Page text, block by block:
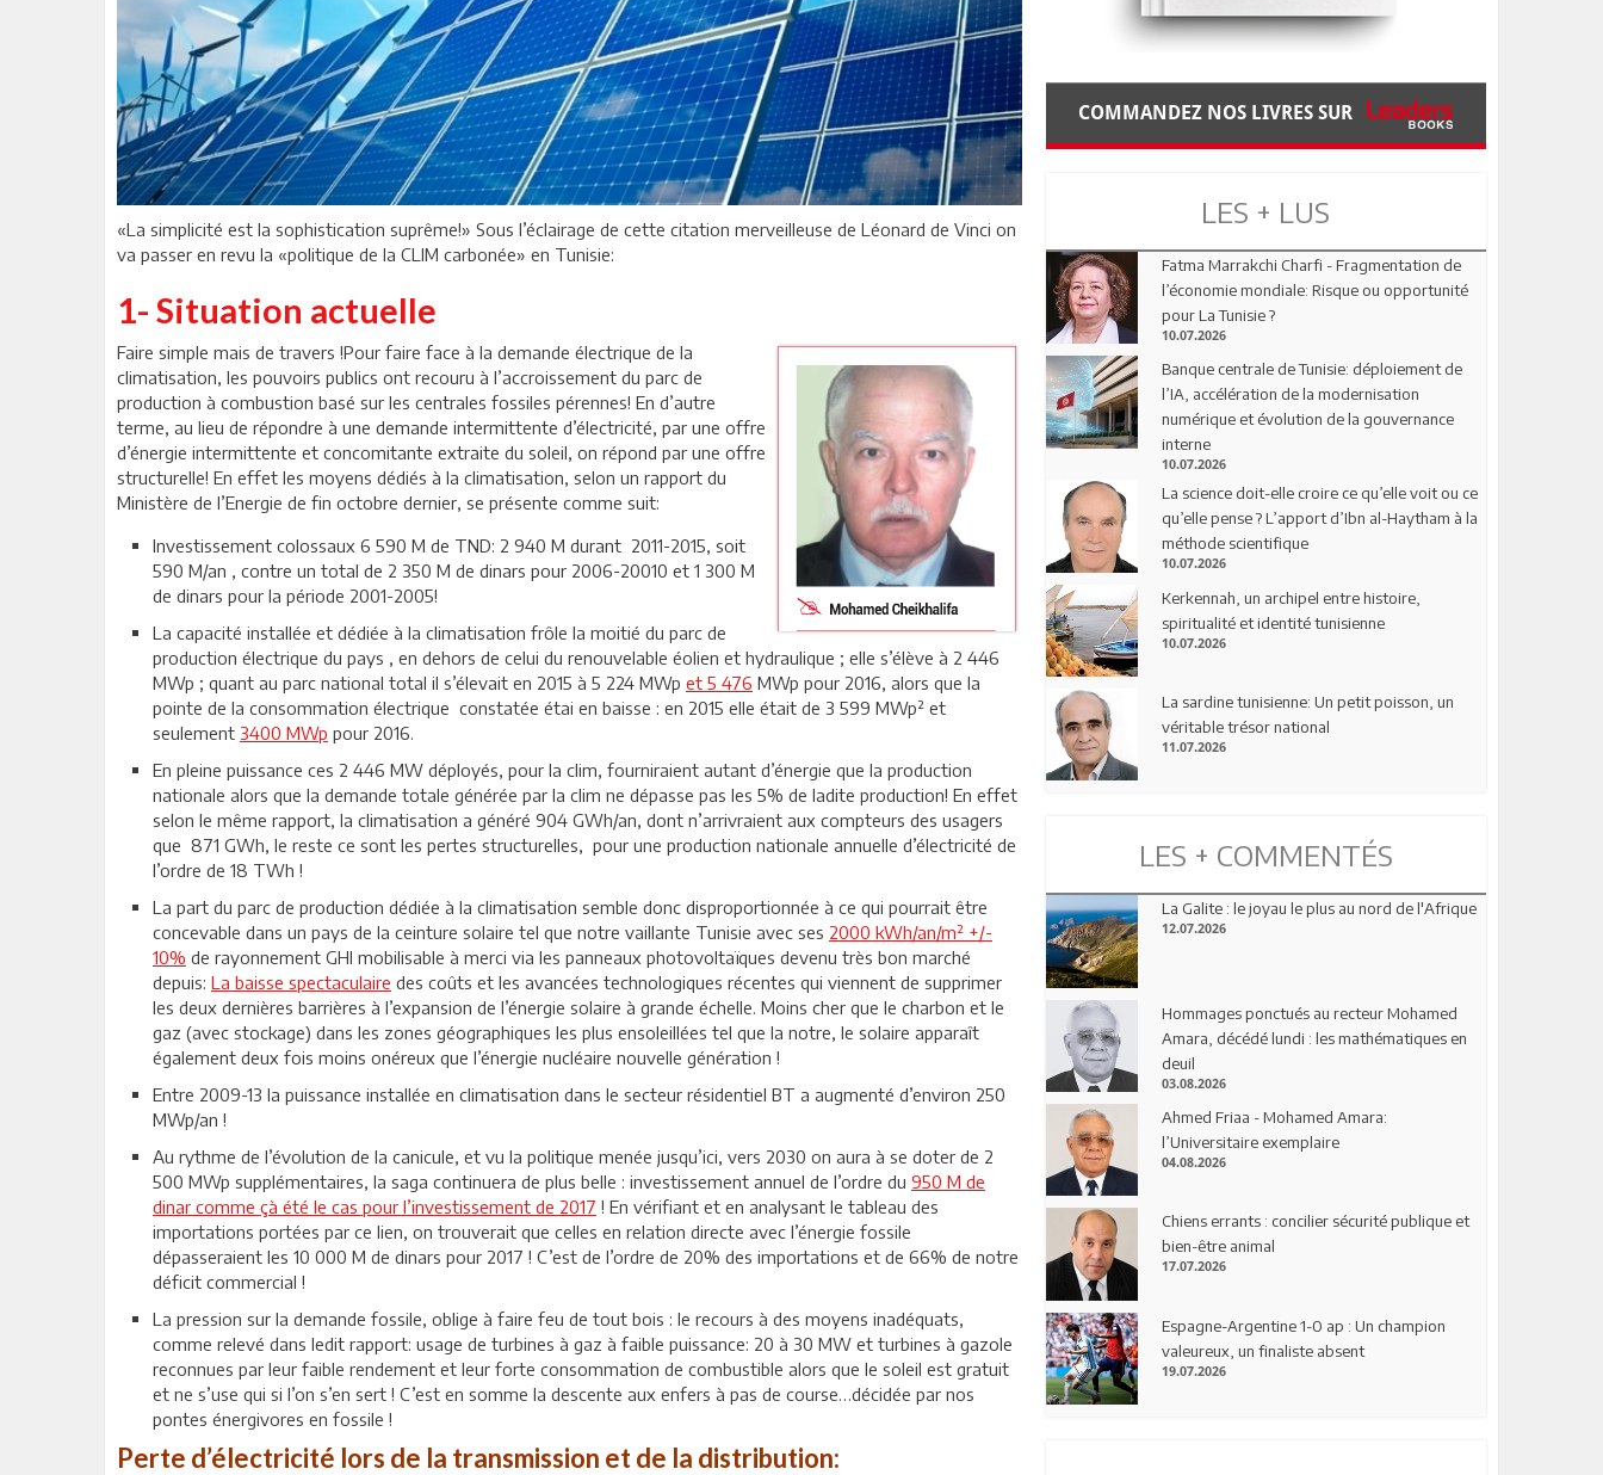
«La simplicité est la sophistication suprême!» Sous l’éclairage de cette citation merveilleuse de Léonard de Vinci on
va passer en revu la «politique de la CLIM carbonée» en Tunisie:
1- Situation actuelle
Faire simple mais de travers !Pour faire face à la demande électrique de la
climatisation, les pouvoirs publics ont recouru à l’accroissement du parc de
production à combustion basé sur les centrales fossiles pérennes! En d’autre
terme, au lieu de répondre à une demande intermittente d’électricité, par une offre
d’énergie intermittente et concomitante extraite du soleil, on répond par une offre
structurelle! En effet les moyens dédiés à la climatisation, selon un rapport du
Ministère de l’Energie de fin octobre dernier, se présente comme suit:
Investissement colossaux 6 590 M de TND: 2 940 M durant 2011-2015, soit
590 M/an , contre un total de 2 350 M de dinars pour 2006-20010 et 1 300 M
de dinars pour la période 2001-2005!
La capacité installée et dédiée à la climatisation frôle la moitié du parc de
production électrique du pays , en dehors de celui du renouvelable éolien et hydraulique ; elle s’élève à 2 446
MWp ; quant au parc national total il s’élevait en 2015 à 5 224 MWp et 5 476 MWp pour 2016, alors que la
pointe de la consommation électrique constatée étai en baisse : en 2015 elle était de 3 599 MWp² et
seulement 3400 MWp pour 2016.
En pleine puissance ces 2 446 MW déployés, pour la clim, fourniraient autant d’énergie que la production
nationale alors que la demande totale générée par la clim ne dépasse pas les 5% de ladite production! En effet
selon le même rapport, la climatisation a généré 904 GWh/an, dont n’arrivraient aux compteurs des usagers
que 871 GWh, le reste ce sont les pertes structurelles, pour une production nationale annuelle d’électricité de
l’ordre de 18 TWh !
La part du parc de production dédiée à la climatisation semble donc disproportionnée à ce qui pourrait être
concevable dans un pays de la ceinture solaire tel que notre vaillante Tunisie avec ses 2000 kWh/an/m² +/-
10% de rayonnement GHI mobilisable à merci via les panneaux photovoltaïques devenu très bon marché
depuis: La baisse spectaculaire des coûts et les avancées technologiques récentes qui viennent de supprimer
les deux dernières barrières à l’expansion de l’énergie solaire à grande échelle. Moins cher que le charbon et le
gaz (avec stockage) dans les zones géographiques les plus ensoleillées tel que la notre, le solaire apparaît
également deux fois moins onéreux que l’énergie nucléaire nouvelle génération !
Entre 2009-13 la puissance installée en climatisation dans le secteur résidentiel BT a augmenté d’environ 250
MWp/an !
Au rythme de l’évolution de la canicule, et vu la politique menée jusqu’ici, vers 2030 on aura à se doter de 2
500 MWp supplémentaires, la saga continuera de plus belle : investissement annuel de l’ordre du 950 M de
dinar comme çà été le cas pour l’investissement de 2017 ! En vérifiant et en analysant le tableau des
importations portées par ce lien, on trouverait que celles en relation directe avec l’énergie fossile
dépasseraient les 10 000 M de dinars pour 2017 ! C’est de l’ordre de 20% des importations et de 66% de notre
déficit commercial !
La pression sur la demande fossile, oblige à faire feu de tout bois : le recours à des moyens inadéquats,
comme relevé dans ledit rapport: usage de turbines à gaz à faible puissance: 20 à 30 MW et turbines à gazole
reconnues par leur faible rendement et leur forte consommation de combustible alors que le soleil est gratuit
et ne s’use qui si l’on s’en sert ! C’est en somme la descente aux enfers à pas de course…décidée par nos
pontes énergivores en fossile !
Perte d’électricité lors de la transmission et de la distribution:
COMMANDEZ NOS LIVRES SUR
LES + LUS
Fatma Marrakchi Charfi - Fragmentation de
l’économie mondiale: Risque ou opportunité
pour La Tunisie ?
10.07.2026
Banque centrale de Tunisie: déploiement de
l’IA, accélération de la modernisation
numérique et évolution de la gouvernance
interne
10.07.2026
La science doit-elle croire ce qu’elle voit ou ce
qu’elle pense ? L’apport d’Ibn al-Haytham à la
méthode scientifique
10.07.2026
Kerkennah, un archipel entre histoire,
spiritualité et identité tunisienne
10.07.2026
La sardine tunisienne: Un petit poisson, un
véritable trésor national
11.07.2026
LES + COMMENTÉS
La Galite : le joyau le plus au nord de l'Afrique
12.07.2026
Hommages ponctués au recteur Mohamed
Amara, décédé lundi : les mathématiques en
deuil
03.08.2026
Ahmed Friaa - Mohamed Amara:
l’Universitaire exemplaire
04.08.2026
Chiens errants : concilier sécurité publique et
bien-être animal
17.07.2026
Espagne-Argentine 1-0 ap : Un champion
valeureux, un finaliste absent
19.07.2026